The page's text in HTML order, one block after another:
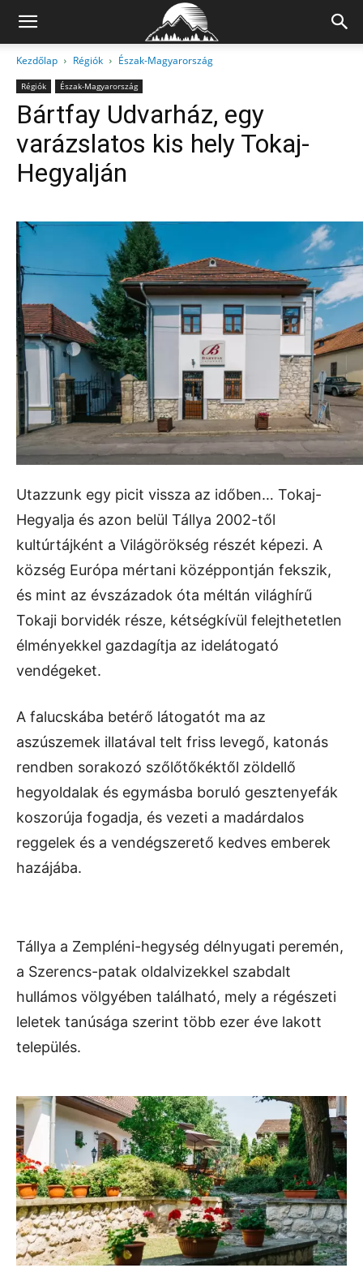
Kezdőlap Régiók Észak-Magyarország
Régiók Észak-Magyarország
Bártfay Udvarház, egy
varázslatos kis hely Tokaj-
Hegyalján
Utazzunk egy picit vissza az időben… Tokaj-
Hegyalja és azon belül Tállya 2002-től
kultúrtájként a Világörökség részét képezi. A
község Európa mértani középpontján fekszik,
és mint az évszázadok óta méltán világhírű
Tokaji borvidék része, kétségkívül felejthetetlen
élményekkel gazdagítja az idelátogató
vendégeket.
A falucskába betérő látogatót ma az
aszúszemek illatával telt friss levegő, katonás
rendben sorakozó szőlőtőkéktől zöldellő
hegyoldalak és egymásba boruló gesztenyefák
koszorúja fogadja, és vezeti a madárdalos
reggelek és a vendégszerető kedves emberek
hazájába.
Tállya a Zempléni-hegység délnyugati peremén,
a Szerencs-patak oldalvizekkel szabdalt
hullámos völgyében található, mely a régészeti
leletek tanúsága szerint több ezer éve lakott
település.